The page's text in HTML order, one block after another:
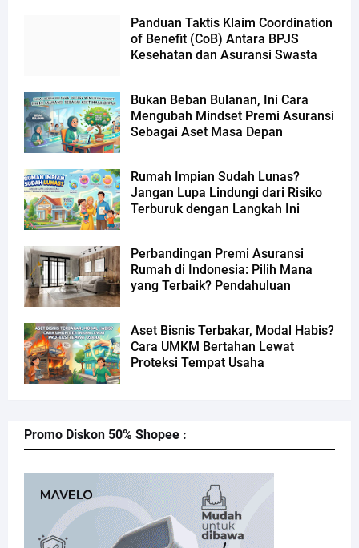
Panduan Taktis Klaim Coordination
of Benefit (CoB) Antara BPJS
Kesehatan dan Asuransi Swasta
Bukan Beban Bulanan, Ini Cara
Mengubah Mindset Premi Asuransi
Sebagai Aset Masa Depan
Rumah Impian Sudah Lunas?
Jangan Lupa Lindungi dari Risiko
Terburuk dengan Langkah Ini
Perbandingan Premi Asuransi
Rumah di Indonesia: Pilih Mana
yang Terbaik? Pendahuluan
Aset Bisnis Terbakar, Modal Habis?
Cara UMKM Bertahan Lewat
Proteksi Tempat Usaha
Promo Diskon 50% Shopee :